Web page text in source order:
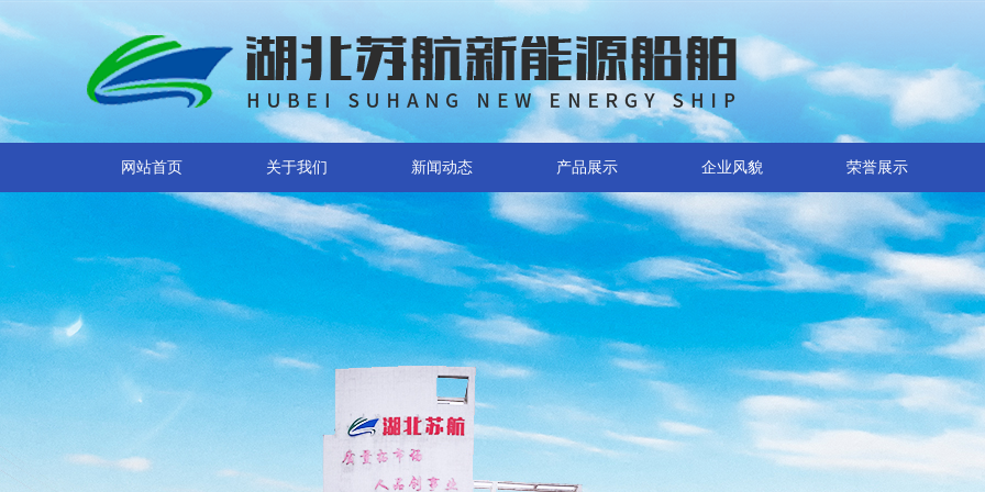
网站首页 关于我们 新闻动态 产品展示 企业风貌 荣誉展示